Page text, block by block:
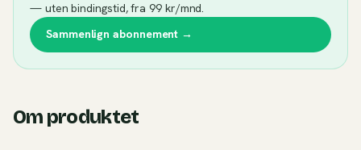
— uten bindingstid, fra 99 kr/mnd.
Sammenlign abonnement →
Om produktet